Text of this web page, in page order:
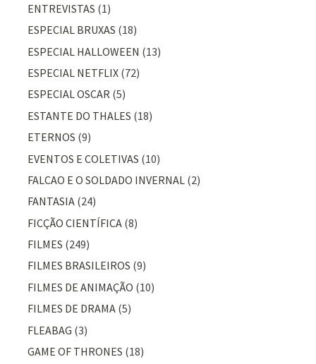
ENTREVISTAS (1)
ESPECIAL BRUXAS (18)
ESPECIAL HALLOWEEN (13)
ESPECIAL NETFLIX (72)
ESPECIAL OSCAR (5)
ESTANTE DO THALES (18)
ETERNOS (9)
EVENTOS E COLETIVAS (10)
FALCAO E O SOLDADO INVERNAL (2)
FANTASIA (24)
FICÇÃO CIENTÍFICA (8)
FILMES (249)
FILMES BRASILEIROS (9)
FILMES DE ANIMAÇÃO (10)
FILMES DE DRAMA (5)
FLEABAG (3)
GAME OF THRONES (18)